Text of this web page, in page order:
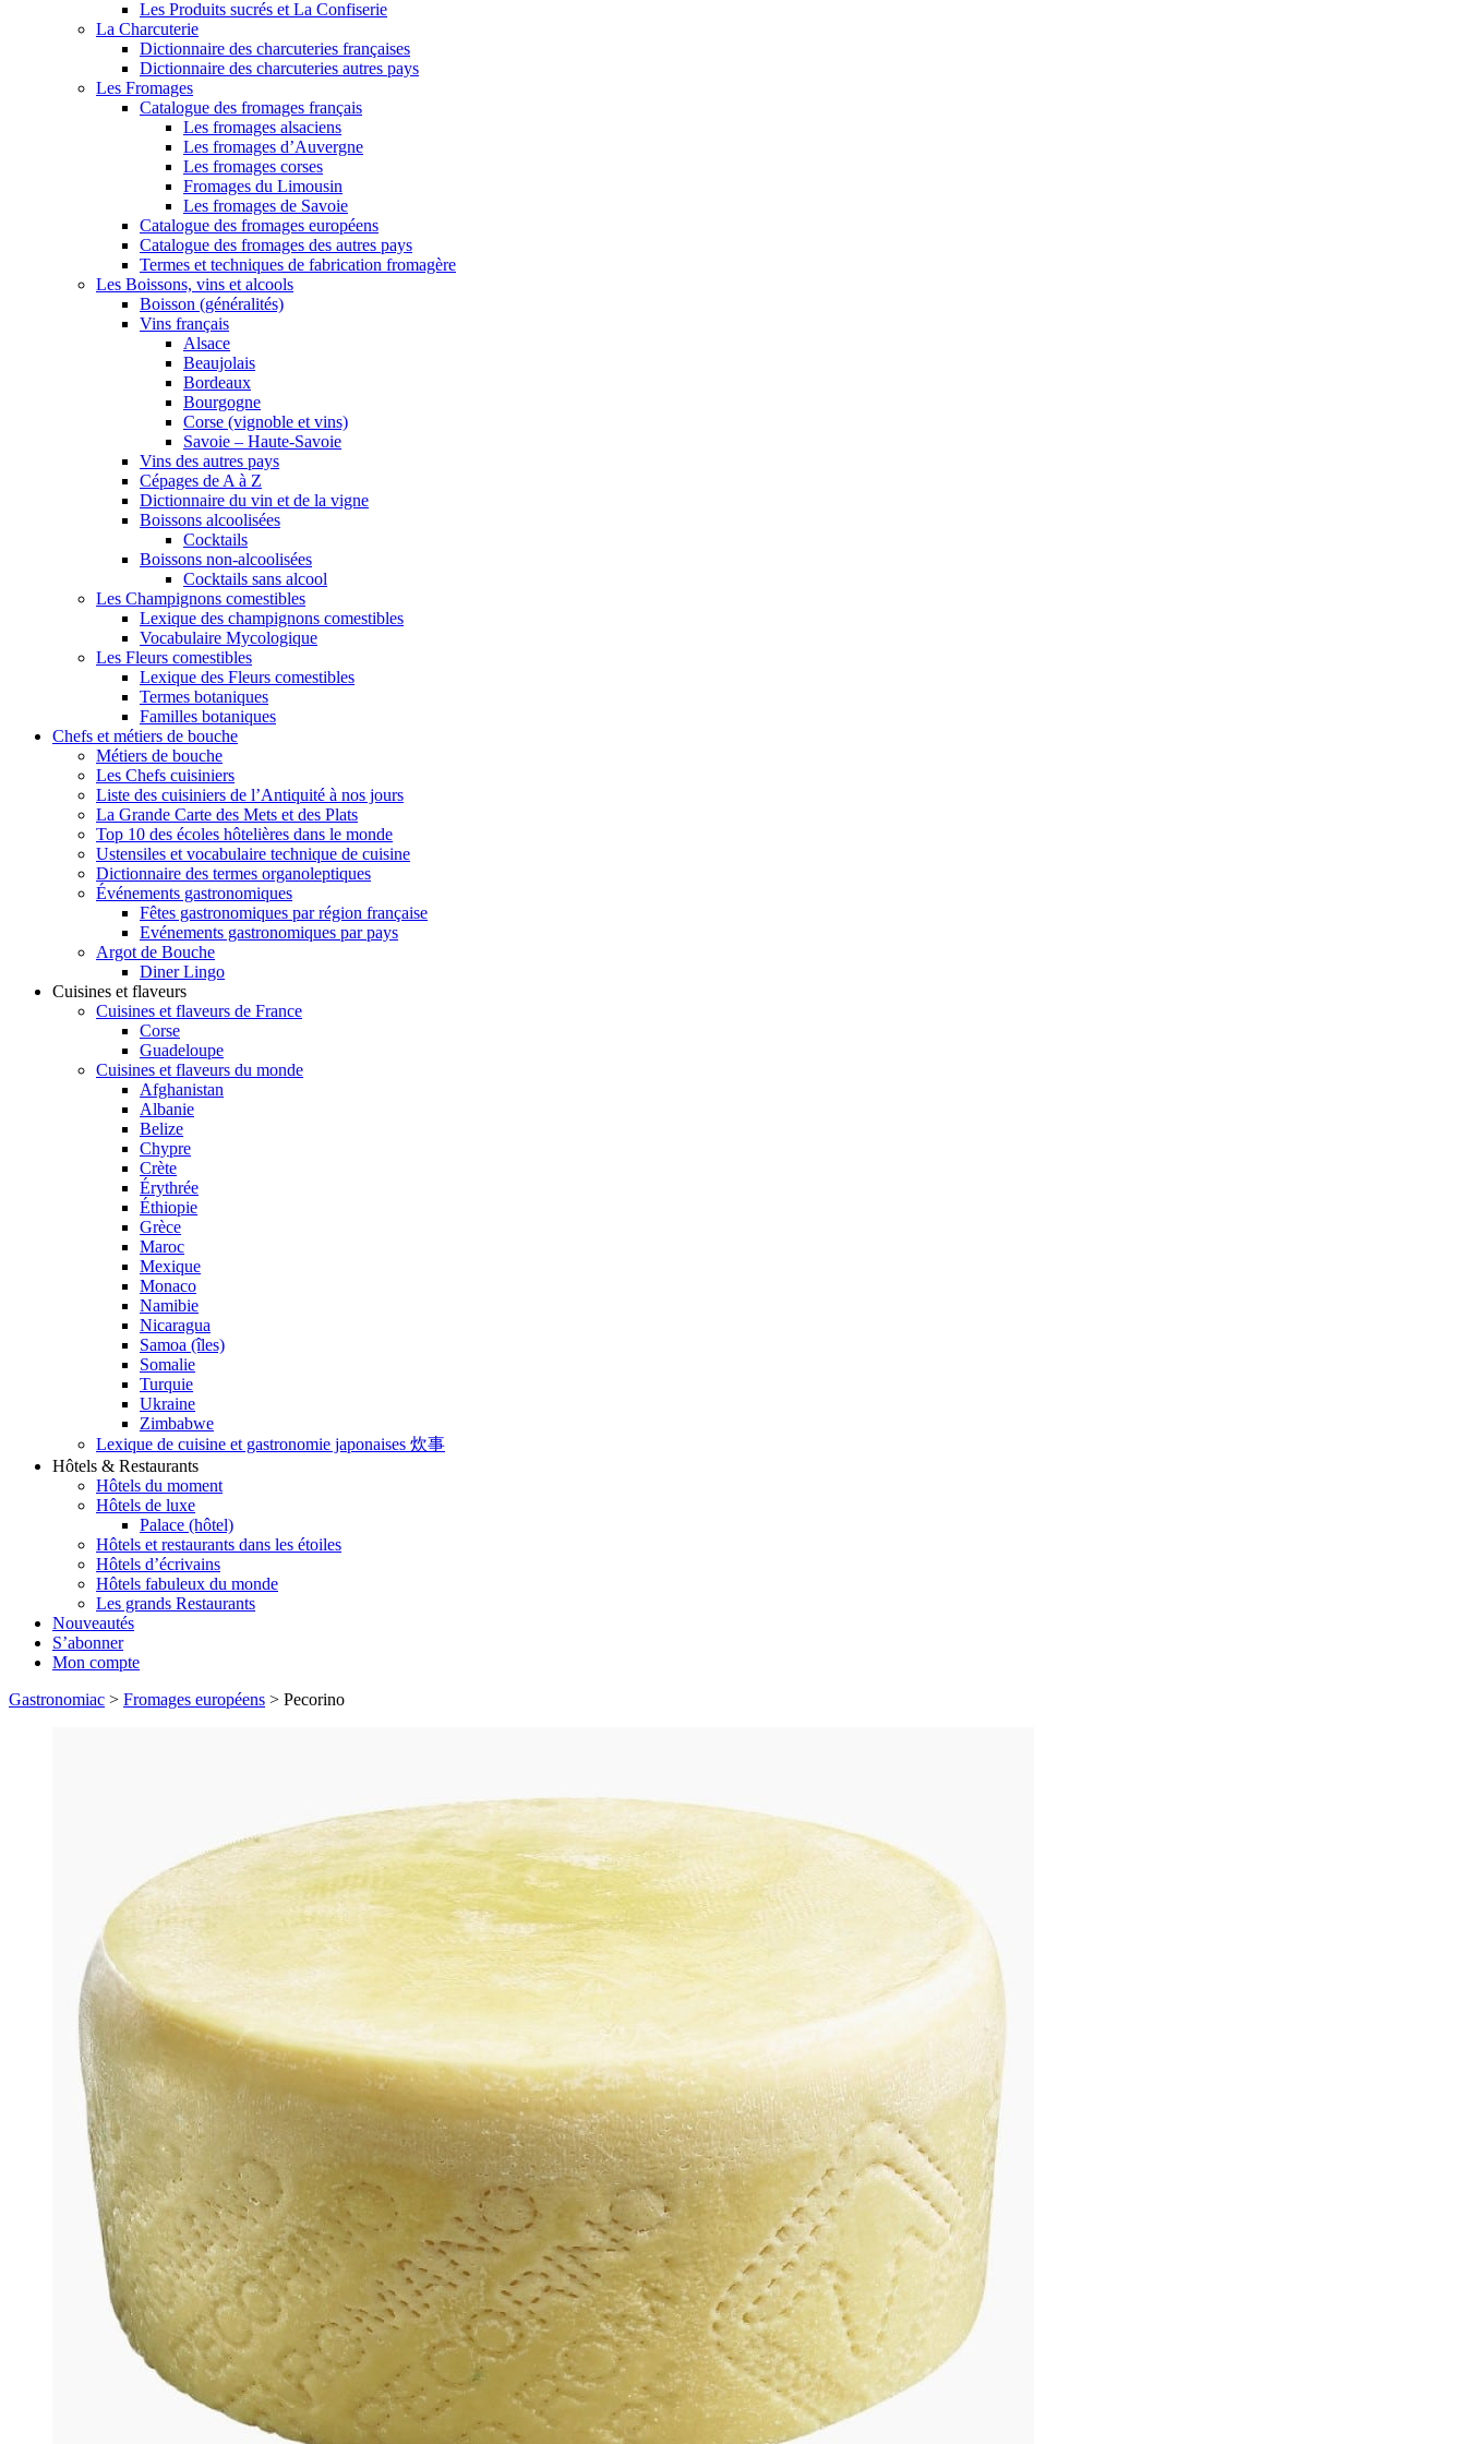
Les Produits sucrés et La Confiserie
La Charcuterie
Dictionnaire des charcuteries françaises
Dictionnaire des charcuteries autres pays
Les Fromages
Catalogue des fromages français
Les fromages alsaciens
Les fromages d’Auvergne
Les fromages corses
Fromages du Limousin
Les fromages de Savoie
Catalogue des fromages européens
Catalogue des fromages des autres pays
Termes et techniques de fabrication fromagère
Les Boissons, vins et alcools
Boisson (généralités)
Vins français
Alsace
Beaujolais
Bordeaux
Bourgogne
Corse (vignoble et vins)
Savoie – Haute-Savoie
Vins des autres pays
Cépages de A à Z
Dictionnaire du vin et de la vigne
Boissons alcoolisées
Cocktails
Boissons non-alcoolisées
Cocktails sans alcool
Les Champignons comestibles
Lexique des champignons comestibles
Vocabulaire Mycologique
Les Fleurs comestibles
Lexique des Fleurs comestibles
Termes botaniques
Familles botaniques
Chefs et métiers de bouche
Métiers de bouche
Les Chefs cuisiniers
Liste des cuisiniers de l’Antiquité à nos jours
La Grande Carte des Mets et des Plats
Top 10 des écoles hôtelières dans le monde
Ustensiles et vocabulaire technique de cuisine
Dictionnaire des termes organoleptiques
Événements gastronomiques
Fêtes gastronomiques par région française
Evénements gastronomiques par pays
Argot de Bouche
Diner Lingo
Cuisines et flaveurs
Cuisines et flaveurs de France
Corse
Guadeloupe
Cuisines et flaveurs du monde
Afghanistan
Albanie
Belize
Chypre
Crète
Érythrée
Éthiopie
Grèce
Maroc
Mexique
Monaco
Namibie
Nicaragua
Samoa (îles)
Somalie
Turquie
Ukraine
Zimbabwe
Lexique de cuisine et gastronomie japonaises 炊事
Hôtels & Restaurants
Hôtels du moment
Hôtels de luxe
Palace (hôtel)
Hôtels et restaurants dans les étoiles
Hôtels d’écrivains
Hôtels fabuleux du monde
Les grands Restaurants
Nouveautés
S’abonner
Mon compte
Gastronomiac > Fromages européens > Pecorino